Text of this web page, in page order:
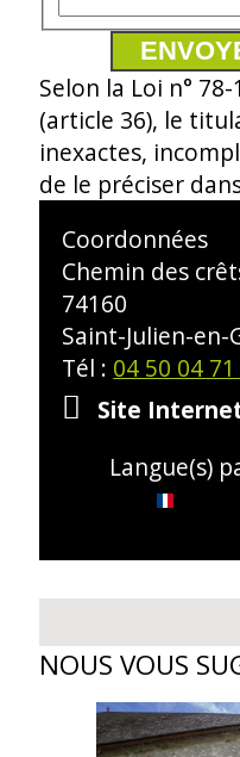
Selon la Loi n°
(article 36), le
inexactes,
de le préciser
Coordonnées
Chemin des
74160
Saint-Julien-en-
Tél : 04 50 04
Site
Langue(s)
NOUS VOUS